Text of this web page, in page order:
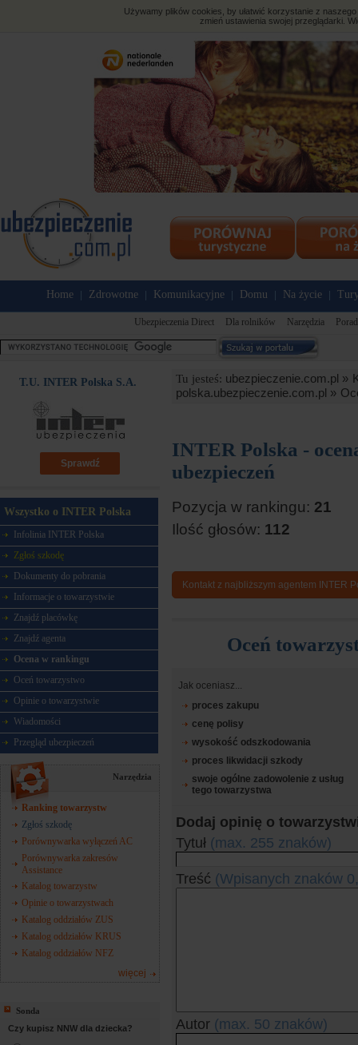
Używamy plików cookies, by ułatwić korzystanie z
zmień ustawienia swojej przeglądarki.
Home Zdrowotne Komunikacyjne Domu Na życie
Ubezpieczenia Direct Dla rolników Narzędzia
T.U. INTER Polska S.A.
Sprawdź
Wszystko o INTER Polska
Infolinia INTER Polska
Zgłoś szkodę
Dokumenty do pobrania
Informacje o towarzystwie
Znajdź placówkę
Znajdź agenta
Ocena w rankingu
Oceń towarzystwo
Opinie o towarzystwie
Wiadomości
Przegląd ubezpieczeń
Narzędzia
Ranking towarzystw
Zgłoś szkodę
Porównywarka wyłączeń AC
Porównywarka zakresów
Assistance
Katalog towarzystw
Opinie o towarzystwach
Katalog oddziałów ZUS
Katalog oddziałów KRUS
Katalog oddziałów NFZ
więcej
Sonda
Czy kupisz NNW dla dziecka?
Tu jesteś: ubezpieczenie.com.pl »
polska.ubezpieczenie.com.pl »
INTER Polska -
ubezpieczeń
Pozycja w rankingu: 21
Ilość głosów: 112
Kontakt z najbliższym agentem INTER
Oceń
Jak oceniasz...
proces zakupu
cenę polisy
wysokość odszkodowania
proces likwidacji szkody
swoje ogólne zadowolenie z usług
tego towarzystwa
Dodaj opinię o
Tytuł (max. 255 znaków)
Treść (Wpisanych znaków
Autor (max. 50 znaków)